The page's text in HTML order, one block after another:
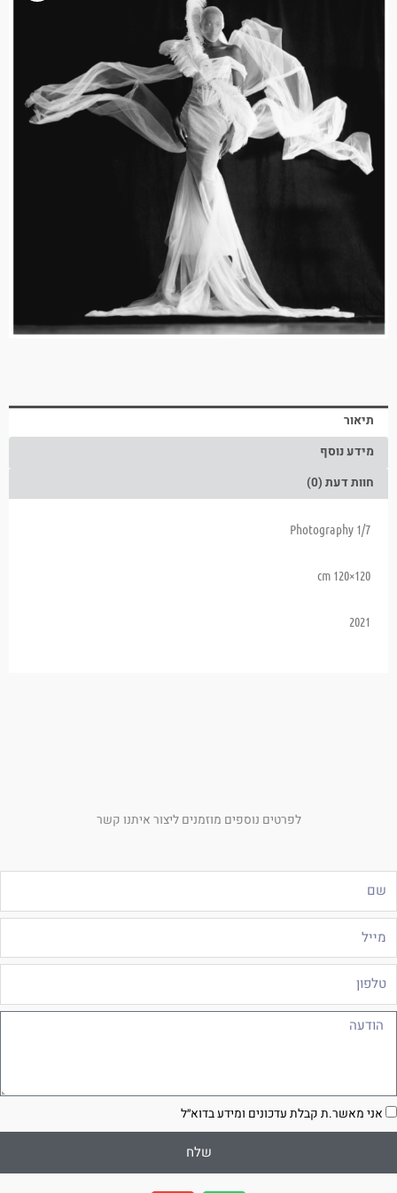
תיאור
מידע נוסף
חוות דעת (0)
1/7 Photography
120×120 cm
2021
לפרטים נוספים מוזמנים ליצור איתנו קשר
אני מאשר.ת קבלת עדכונים ומידע בדוא״ל
שלח